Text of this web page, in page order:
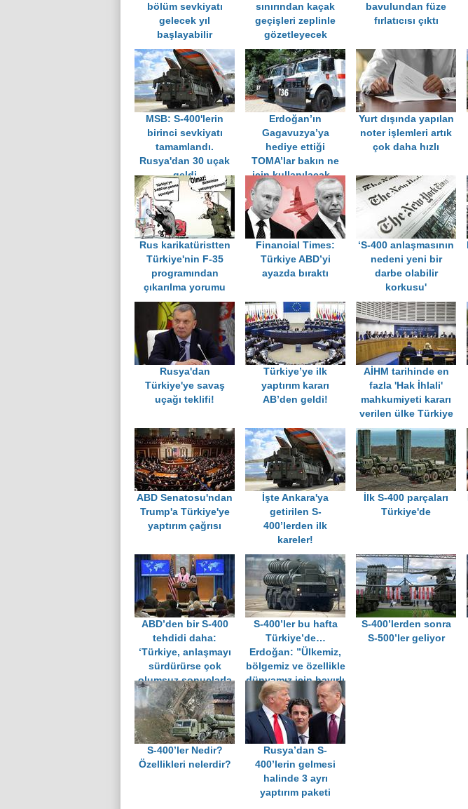
bölüm sevkiyatı
gelecek yıl
başlayabilir
sınırından kaçak
geçişleri zeplinle
gözetleyecek
bavulundan füze
fırlatıcısı çıktı
MSB: S-400'lerin
birinci sevkiyatı
tamamlandı.
Rusya'dan 30 uçak
geldi
Erdoğan’ın
Gagavuzya’ya
hediye ettiği
TOMA’lar bakın ne
için kullanılacak...
Yurt dışında yapılan
noter işlemleri artık
çok daha hızlı
Rus karikatüristten
Türkiye'nin F-35
programından
çıkarılma yorumu
Financial Times:
Türkiye ABD’yi
ayazda bıraktı
‘S-400 anlaşmasının
nedeni yeni bir
darbe olabilir
korkusu'
Rusya'dan
Türkiye'ye savaş
uçağı teklifi!
Türkiye’ye ilk
yaptırım kararı
AB’den geldi!
AİHM tarihinde en
fazla 'Hak İhlali'
mahkumiyeti kararı
verilen ülke Türkiye
ABD Senatosu'ndan
Trump'a Türkiye'ye
yaptırım çağrısı
İşte Ankara'ya
getirilen S-
400’lerden ilk
kareler!
İlk S-400 parçaları
Türkiye'de
ABD’den bir S-400
tehdidi daha:
‘Türkiye, anlaşmayı
sürdürürse çok
olumsuz sonuçlarla
karşı karşıya
kalacak’
S-400’ler bu hafta
Türkiye’de…
Erdoğan: ”Ülkemiz,
bölgemiz ve özellikle
dünyamız için hayırlı
olsun."
S-400’lerden sonra
S-500’ler geliyor
S-400’ler Nedir?
Özellikleri nelerdir?
Rusya’dan S-
400’lerin gelmesi
halinde 3 ayrı
yaptırım paketi